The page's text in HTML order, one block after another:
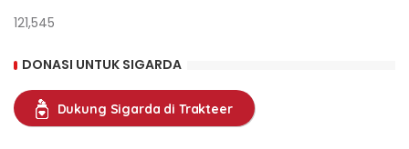
121,545
DONASI UNTUK SIGARDA
Dukung Sigarda di Trakteer